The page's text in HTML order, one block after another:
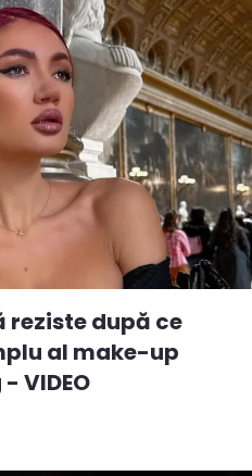
reziste după ce
al make-up
VIDEO